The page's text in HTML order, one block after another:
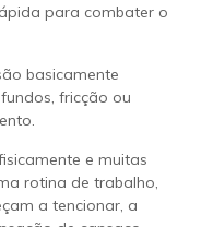
para combater o
basicamente
fricção ou
e muitas
rotina de trabalho,
a tencionar, a